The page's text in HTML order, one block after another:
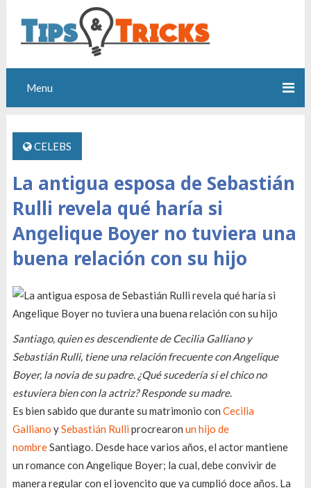
Menu
CELEBS
La antigua esposa de Sebastián
Rulli revela qué haría si
Angelique Boyer no tuviera una
buena relación con su hijo
Santiago, quien es descendiente de Cecilia Galliano y
Sebastián Rulli, tiene una relación frecuente con Angelique
Boyer, la novia de su padre. ¿Qué sucedería si el chico no
estuviera bien con la actriz? Responde su madre.
Es bien sabido que durante su matrimonio con Cecilia
Galliano ySebastián Rulli procrearon un hijo de
nombreSantiago. Desde hace varios años, el actor mantiene
un romance con Angelique Boyer; la cual, debe convivir de
manera regular con el jovencito que ya cumplió doce años. La